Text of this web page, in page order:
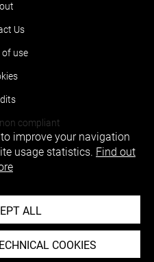
Us
of use
compliant
improve your navigation
usage statistics. Find out
ALL
COOKIES